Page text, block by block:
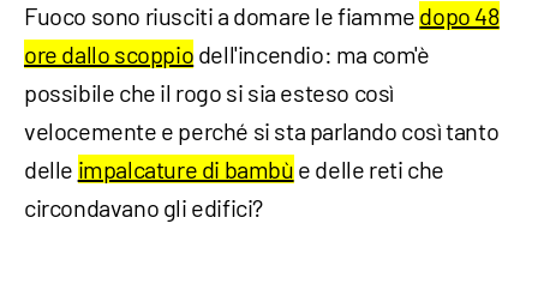
Fuoco sono riusciti a domare le fiamme dopo 48
ore dallo scoppio dell'incendio: ma com'è
possibile che il rogo si sia esteso così
velocemente e perché si sta parlando così tanto
delle impalcature di bambù e delle reti che
circondavano gli edifici?